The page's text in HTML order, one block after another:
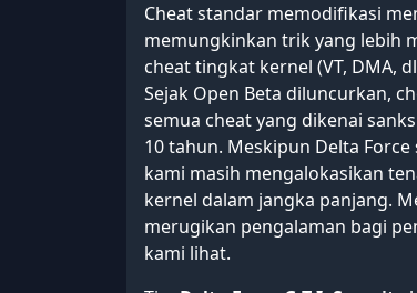
Cheat standar memodifikasi
memungkinkan trik yang lebih
cheat tingkat kernel (VT, DMA,
Sejak Open Beta diluncurkan,
semua cheat yang dikenai
10 tahun. Meskipun Delta
kami masih mengalokasikan
kernel dalam jangka panjang.
merugikan pengalaman bagi
kami lihat.